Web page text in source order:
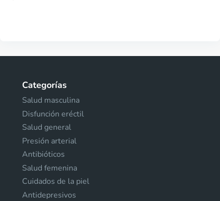
Categorías
Salud masculina
Disfunción eréctil
Salud general
Presión arterial
Antibióticos
Salud femenina
Cuidados de la piel
Antidepresivos